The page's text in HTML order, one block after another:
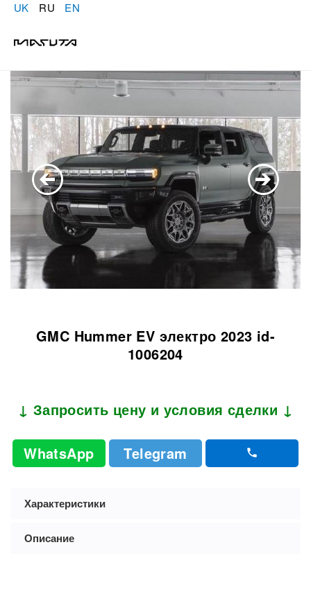
UK RU EN
GMC Hummer EV электро 2023 id-
1006204
↓ Запросить цену и условия сделки ↓
WhatsApp Telegram
Характеристики
Описание